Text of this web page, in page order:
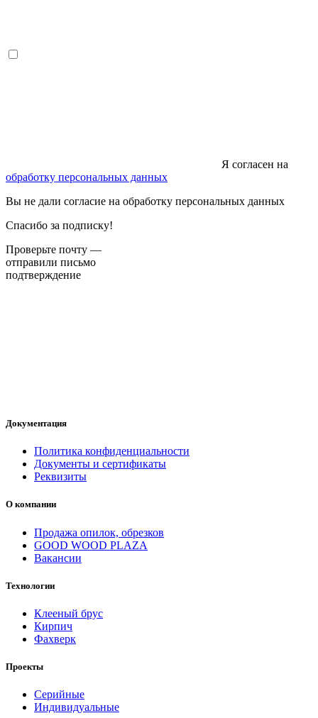
Я согласен на
обработку персональных данных
Вы не дали согласие на обработку персональных данных
Спасибо за подписку!
Проверьте почту —
отправили письмо
подтверждение
Документация
Политика конфиденциальности
Документы и сертификаты
Реквизиты
О компании
Продажа опилок, обрезков
GOOD WOOD PLAZA
Вакансии
Технологии
Клееный брус
Кирпич
Фахверк
Проекты
Серийные
Индивидуальные